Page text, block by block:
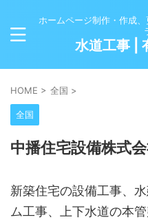
ホームページ制作・作成
水道工事 |
HOME > 全国 >
全国
中播住宅設備株式
新築住宅の設備工事、
ム工事、上下水道の本